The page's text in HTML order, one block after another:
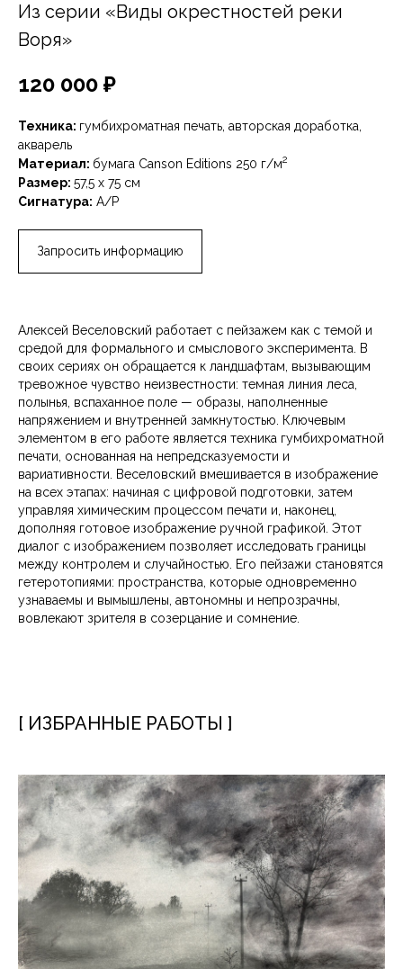
Из серии «Виды окрестностей реки
Воря»
120 000 ₽
Техника: гумбихроматная печать, авторская доработка,
акварель
Материал: бумага Canson Editions 250 г/м2
Размер: 57,5 х 75 см
Сигнатура: А/Р
Запросить информацию
Алексей Веселовский работает с пейзажем как с темой и
средой для формального и смыслового эксперимента. В
своих сериях он обращается к ландшафтам, вызывающим
тревожное чувство неизвестности: темная линия леса,
полынья, вспаханное поле — образы, наполненные
напряжением и внутренней замкнутостью. Ключевым
элементом в его работе является техника гумбихроматной
печати, основанная на непредсказуемости и
вариативности. Веселовский вмешивается в изображение
на всех этапах: начиная с цифровой подготовки, затем
управляя химическим процессом печати и, наконец,
дополняя готовое изображение ручной графикой. Этот
диалог с изображением позволяет исследовать границы
между контролем и случайностью. Его пейзажи становятся
гетеротопиями: пространства, которые одновременно
узнаваемы и вымышлены, автономны и непрозрачны,
вовлекают зрителя в созерцание и сомнение.
[ ИЗБРАННЫЕ РАБОТЫ ]